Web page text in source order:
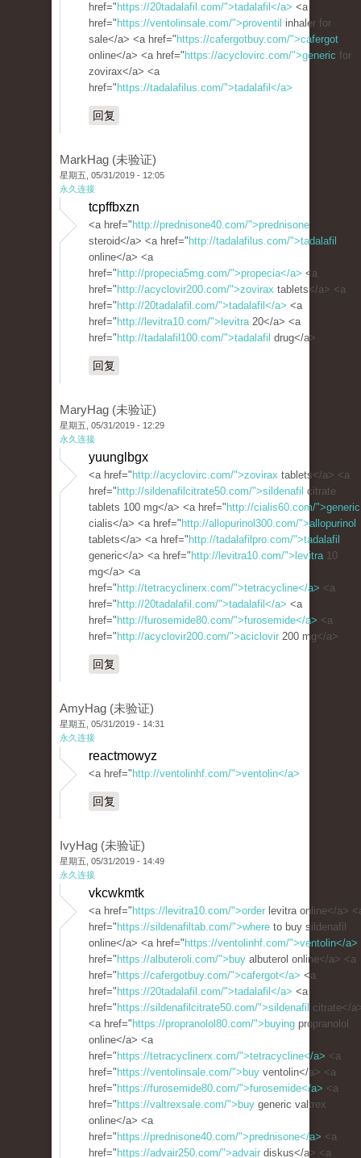
href=" https://20tadalafil.com/">tadalafil</a> <a
href=" https://ventolinsale.com/">proventil inhaler for
sale</a> <a href=" https://cafergotbuy.com/">cafergot
online</a> <a href=" https://acyclovirc.com/">generic for
zovirax</a> <a
href=" https://tadalafilus.com/">tadalafil</a>
回复
MarkHag (未验证)
星期五, 05/31/2019 - 12:05
永久连接
tcpffbxzn
<a href=" http://prednisone40.com/">prednisone
steroid</a> <a href=" http://tadalafilus.com/">tadalafil
online</a> <a
href=" http://propecia5mg.com/">propecia</a> <a
href=" http://acyclovir200.com/">zovirax tablets</a> <a
href=" http://20tadalafil.com/">tadalafil</a> <a
href=" http://levitra10.com/">levitra20</a> <a
href=" http://tadalafil100.com/">tadalafil drug</a>
回复
MaryHag (未验证)
星期五, 05/31/2019 - 12:29
永久连接
yuunglbgx
<a href=" http://acyclovirc.com/">zovirax tablets</a> <a
href=" http://sildenafilcitrate50.com/">sildenafil citrate
tablets 100 mg</a> <a href=" http://cialis60.com/">generic
cialis</a> <a href=" http://allopurinol300.com/">allopurinol
tablets</a> <a href=" http://tadalafilpro.com/">tadalafil
generic</a> <a href=" http://levitra10.com/">levitra10
mg</a> <a
href=" http://tetracyclinerx.com/">tetracycline</a> <a
href=" http://20tadalafil.com/">tadalafil</a> <a
href=" http://furosemide80.com/">furosemide</a> <a
href=" http://acyclovir200.com/">aciclovir 200 mg</a>
回复
AmyHag (未验证)
星期五, 05/31/2019 - 14:31
永久连接
reactmowyz
<a href=" http://ventolinhf.com/">ventolin</a>
回复
IvyHag (未验证)
星期五, 05/31/2019 - 14:49
永久连接
vkcwkmtk
<a href=" https://levitra10.com/">order levitra online</a>
href=" https://sildenafiltab.com/">where to buy sildenafil
online</a> <a href=" https://ventolinhf.com/">ventolin</a>
href=" https://albuteroli.com/">buy albuterol online</a> <a
href=" https://cafergotbuy.com/">cafergot</a> <a
href=" https://20tadalafil.com/">tadalafil</a> <a
href=" https://sildenafilcitrate50.com/">sildenafil citrate</
<a href=" https://propranolol80.com/">buying propranolol
online</a> <a
href=" https://tetracyclinerx.com/">tetracycline</a> <a
href=" https://ventolinsale.com/">buy ventolin</a> <a
href=" https://furosemide80.com/">furosemide</a> <a
href=" https://valtrexsale.com/">buy generic valtrex
online</a> <a
href=" https://prednisone40.com/">prednisone</a> <a
href=" https://advair250.com/">advair diskus</a> <a